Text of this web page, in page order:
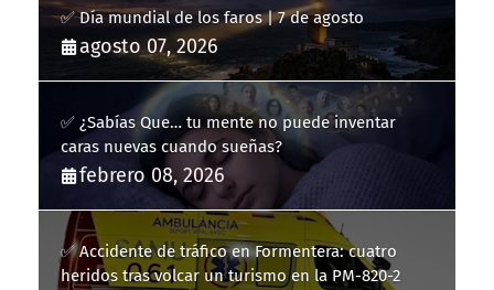
✅ Día mundial de los faros | 7 de agosto
agosto 07, 2026
✅ ¿Sabías Que… tu mente no puede inventar
caras nuevas cuando sueñas?
febrero 08, 2026
✅ Accidente de tráfico en Formentera: cuatro
heridos tras volcar un turismo en la PM-820-2